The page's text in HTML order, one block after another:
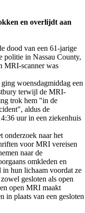
en overlijdt aan
dood van een 61-jarige
politie in Nassau County,
MRI-scanner was
woensdagmiddag een
terwijl de MRI-
trok hem "in de
aldus de
uur in een ziekenhuis
onderzoek naar het
voor MRI vereisen
naar de
omkleden en
in hun lichaam voordat ze
gesloten als open
open MRI maakt
in plaats van een gesloten